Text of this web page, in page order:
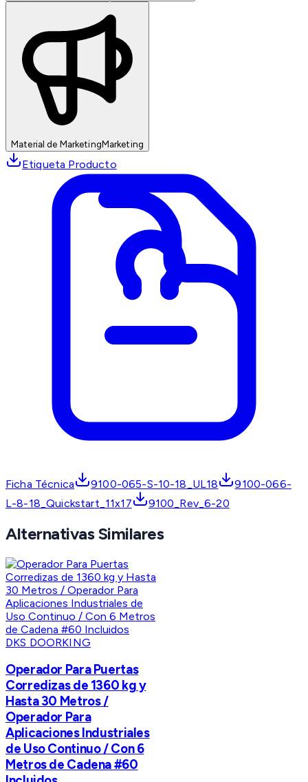
Material de MarketingMarketing
Etiqueta Producto
Ficha Técnica 9100-065-S-10-18_UL18
9100-066-
L-8-18_Quickstart_11x17
9100_Rev_6-20
Alternativas Similares
DKS DOORKING
Operador Para Puertas
Corredizas de 1360 kg y
Hasta 30 Metros /
Operador Para
Aplicaciones Industriales
de Uso Continuo / Con 6
Metros de Cadena #60